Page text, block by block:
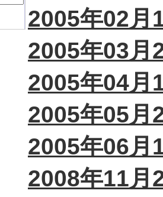
2005年02月
2005年03月
2005年04月
2005年05月
2005年06月
2008年11月